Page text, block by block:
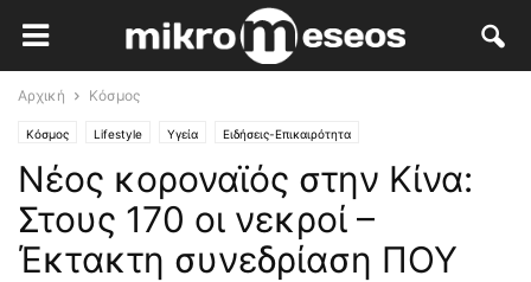
Αρχική Κόσμος
Κόσμος Lifestyle Υγεία Ειδήσεις-Επικαιρότητα
Νέος κοροναϊός στην Κίνα:
Στους 170 οι νεκροί –
Έκτακτη συνεδρίαση ΠΟΥ